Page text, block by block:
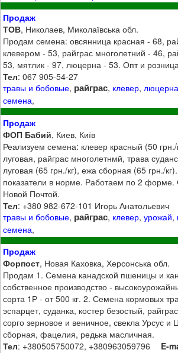
Продаж
ТОВ, Николаев, Миколаївська обл.
Продам семена: овсянница красная - 68,
клевером - 53, райграс многолетний - 46,
53, мятлик - 97, люцерна - 53. Опт и
Тел: 067 905-54-27
травы и бобовые, райграс, клевер,люцерна
семена,
Продаж
ФОП Бабий, Киев, Київ
Реализуем семена: клевер красный (50 грн./
луговая, райграс многолетнмй, трава
луговая (65 грн./кг), ежа сборная (65 грн./
показатели в норме. Работаем по 2 форме.
Новой Почтой.
Тел: +380 982-672-101 Игорь Анатольевич
травы и бобовые, райграс, клевер,урожай,
семена,
Продаж
Форпост, Новая Каховка, Херсонська обл.
Продам 1. Семена канадской пшеницы и
собственное производство -
сорта 1Р - от 500 кг. 2. Семена кормовых
эспарцет, суданка, костер безостый,
сорго зерновое и веничное, свекла Урсус и
сборная, фацелия, редька масличная.
Тел: +380505750072, +380963059796 E-